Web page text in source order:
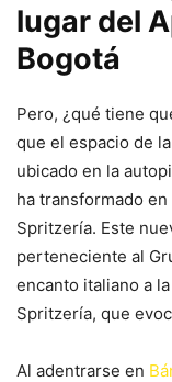
lugar del
Bogotá
Pero, ¿qué tiene
que el espacio de
ubicado en la
ha transformado
Spritzería. Este
perteneciente al
encanto italiano a
Spritzería, que
Al adentrarse en